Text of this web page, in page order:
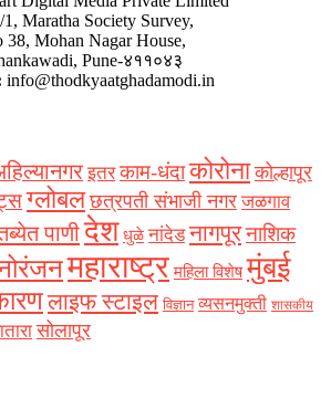
1, Maratha Society Survey,
38, Mohan Nagar House,
Pune-४११०४३
info@thodkyaatghadamodi.in
इतर काम-धंदाकोरोना कोल्हापूर
ग्लोबल छत्रपती संभाजी नगर जळगाव
पाणीदेश धुळे नांदेड नागपूरनाशिक
महाराष्ट्र महिला विशेष मुंबई
लाइफ स्टाइल विज्ञान व्यसनमुक्ती शासकीय
सोलापूर